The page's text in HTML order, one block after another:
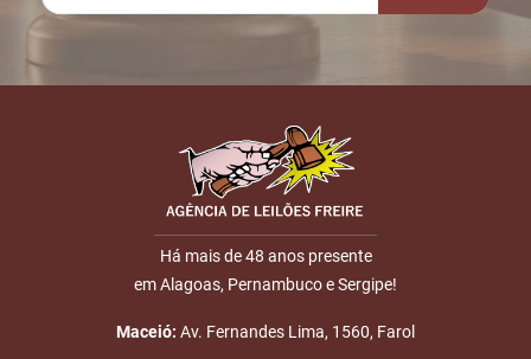
Há mais de 48 anos presente
em Alagoas, Pernambuco e Sergipe!
Maceió: Av. Fernandes Lima, 1560, Farol